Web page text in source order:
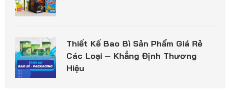
Thiết Kế Bao Bì Sản Phẩm Giá Rẻ
Các Loại – Khẳng Định Thương
Hiệu